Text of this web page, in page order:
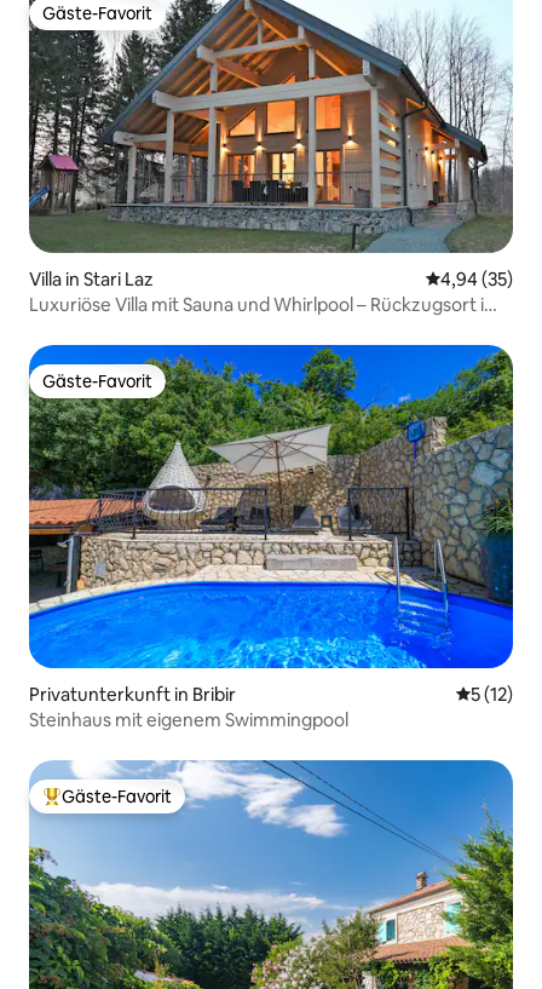
Gäste-Favorit
Gäste-Favorit
Villa in Stari Laz
4,94 (35)
Luxuriöse Villa mit Sauna und Whirlpool – Rückzugsort im
Gäste-Favorit
Gäste-Favorit
Privatunterkunft in Bribir
5 (12)
Steinhaus mit eigenem Swimmingpool
Beliebter Gäste-Favorit.
Gäste-Favorit